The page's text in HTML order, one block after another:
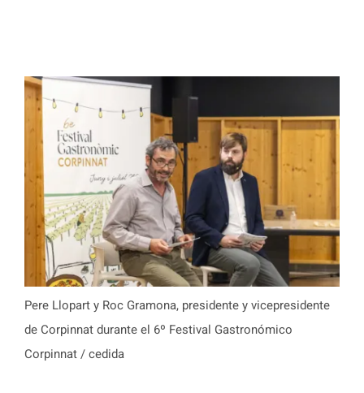
Pere Llopart y Roc Gramona, presidente y vicepresidente
de Corpinnat durante el 6º Festival Gastronómico
Corpinnat / cedida